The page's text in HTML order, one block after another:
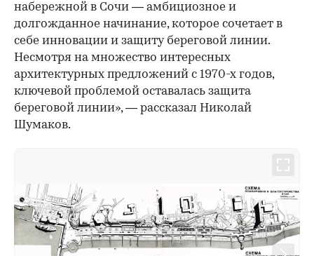
набережной в Сочи — амбициозное и
долгожданное начинание, которое сочетает в
себе инновации и защиту береговой линии.
Несмотря на множество интересных
архитектурных предложений с 1970-х годов,
ключевой проблемой оставалась защита
береговой линии», — рассказал Николай
Шумаков.